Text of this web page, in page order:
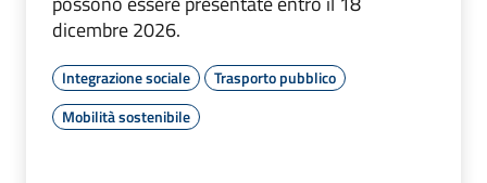
dicembre 2026.
Integrazione sociale
Trasporto pubblico
Mobilità sostenibile